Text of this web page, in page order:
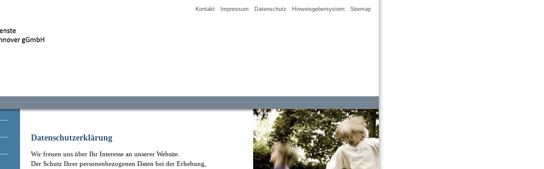
Kontakt Impressum Datenschutz Hinweisgebersystem Sitemap
Datenschutzerklärung
Wir freuen uns über Ihr Interesse an unserer Website.
Der Schutz Ihrer personenbezogenen Daten bei der Erhebung,